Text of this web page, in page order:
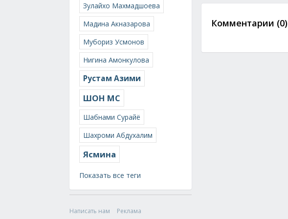
Зулайхо Махмадшоева
Мадина Акназарова
Мубориз Усмонов
Нигина Амонкулова
Рустам Азими
ШОН МС
Шабнами Сурайё
Шахроми Абдухалим
Ясмина
Показать все теги
Написать нам
Реклама
Комментарии (0)